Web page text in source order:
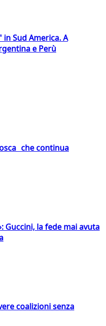
Sud America. A
e Perù
che continua
Guccini, la fede mai avuta
coalizioni senza